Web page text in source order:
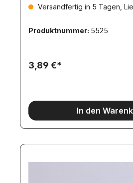
Versandfertig in 5 Tagen,
Produktnummer: 5525
3,89 €*
In den